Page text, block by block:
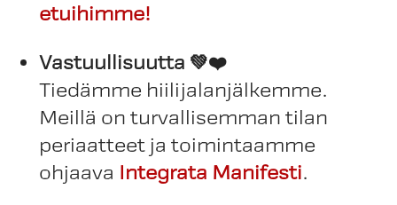
etuihimme!
Vastuullisuutta 💚❤️
Tiedämme hiilijalanjälkemme.
Meillä on turvallisemman tilan
periaatteet ja toimintaamme
ohjaava Integrata Manifesti.